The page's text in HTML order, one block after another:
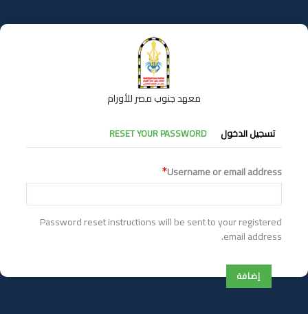
إلى
المحتوى
معهد جنوب مصر للأورام
التبويبات
الأساسية
تسجيل الدخول RESET YOUR PASSWORD
Username or email address
Password reset instructions will be sent to your registered
email address.